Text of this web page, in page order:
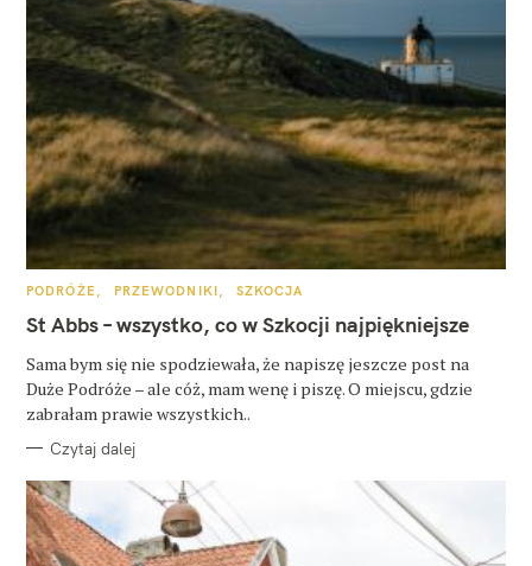
K
T
E
O
R
I
PODRÓŻE PRZEWODNIKI SZKOCJA
St Abbs – wszystko, co w Szkocji najpiękniejsze
Sama bym się nie spodziewała, że napiszę jeszcze post na
Duże Podróże – ale cóż, mam wenę i piszę. O miejscu, gdzie
zabrałam prawie wszystkich..
Czytaj dalej